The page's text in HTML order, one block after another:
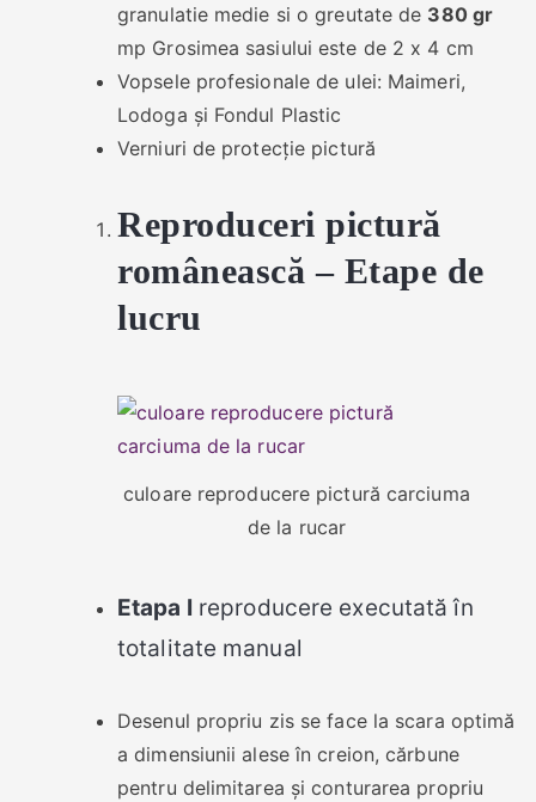
granulatie medie si o greutate de 380 gr
mp Grosimea sasiului este de 2 x 4 cm
Vopsele profesionale de ulei: Maimeri,
Lodoga și Fondul Plastic
Verniuri de protecție pictură
Reproduceri pictură
românească – Etape de
lucru
culoare reproducere pictură carciuma
de la rucar
Etapa I reproducere executată în
totalitate manual
Desenul propriu zis se face la scara optimă
a dimensiunii alese în creion, cărbune
pentru delimitarea și conturarea propriu